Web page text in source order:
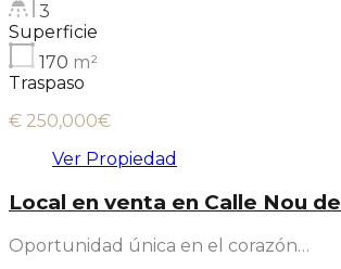
3
Superficie
170 m²
Traspaso
€ 250,000€
Ver Propiedad
Local en venta en Calle Nou
Oportunidad única en el corazón…